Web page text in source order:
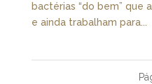
bactérias “do bem” que
e ainda trabalham para...